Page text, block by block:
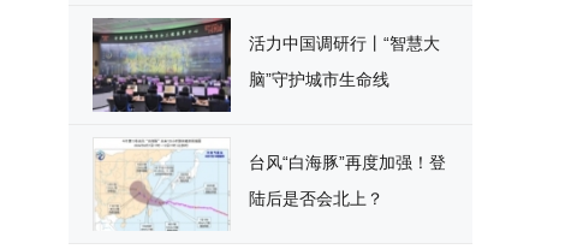
活力中国调研行丨“智慧大
脑”守护城市生命线
台风“白海豚”再度加强！登
陆后是否会北上？